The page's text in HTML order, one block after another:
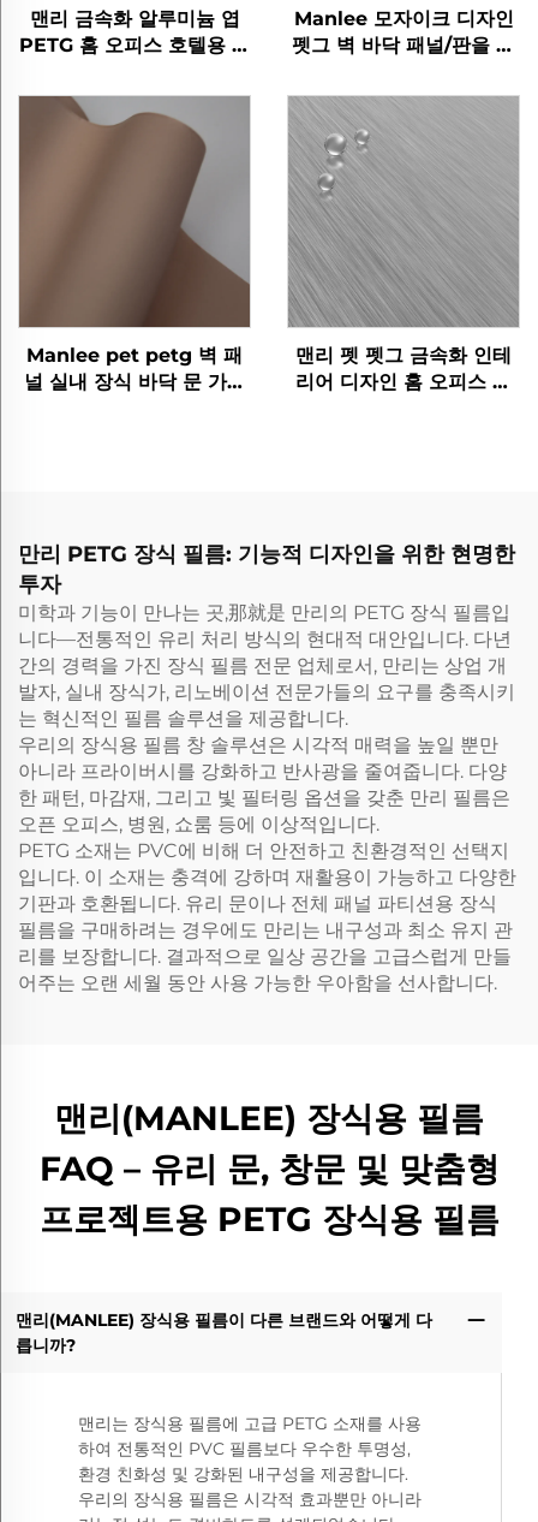
맨리 금속화 알루미늄 엽
PETG 홈 오피스 호텔용 장
Manlee 모자이크 디자인
펫그 벽 바닥 패널/판을 위
Manlee pet petg 벽 패
널 실내 장식 바닥 문 가구
맨리 펫 펫그 금속화 인테
리어 디자인 홈 오피스 호
만리 PETG 장식 필름: 기능적 디자인을 위한 현명한
투자
미학과 기능이 만나는 곳,那就是 만리의 PETG 장식 필름입
니다—전통적인 유리 처리 방식의 현대적 대안입니다. 다년
간의 경력을 가진 장식 필름 전문 업체로서, 만리는 상업 개
발자, 실내 장식가, 리노베이션 전문가들의 요구를 충족시키
는 혁신적인 필름 솔루션을 제공합니다.
우리의 장식용 필름 창 솔루션은 시각적 매력을 높일 뿐만
아니라 프라이버시를 강화하고 반사광을 줄여줍니다. 다양
한 패턴, 마감재, 그리고 빛 필터링 옵션을 갖춘 만리 필름은
오픈 오피스, 병원, 쇼룸 등에 이상적입니다.
PETG 소재는 PVC에 비해 더 안전하고 친환경적인 선택지
입니다. 이 소재는 충격에 강하며 재활용이 가능하고 다양한
기판과 호환됩니다. 유리 문이나 전체 패널 파티션용 장식
필름을 구매하려는 경우에도 만리는 내구성과 최소 유지 관
리를 보장합니다. 결과적으로 일상 공간을 고급스럽게 만들
어주는 오랜 세월 동안 사용 가능한 우아함을 선사합니다.
맨리(MANLEE) 장식용 필름
FAQ – 유리 문, 창문 및 맞춤형
프로젝트용 PETG 장식용 필름
맨리(MANLEE) 장식용 필름이 다른 브랜드와 어떻게 다
릅니까?
맨리는 장식용 필름에 고급 PETG 소재를 사용
하여 전통적인 PVC 필름보다 우수한 투명성,
환경 친화성 및 강화된 내구성을 제공합니다.
우리의 장식용 필름은 시각적 효과뿐만 아니라